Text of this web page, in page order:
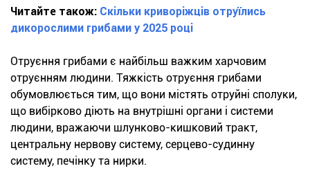
Читайте також: Скільки криворіжців отруїлись
дикорослими грибами у 2025 році
Отруєння грибами є найбільш важким харчовим
отруєнням людини. Тяжкість отруєння грибами
обумовлюється тим, що вони містять отруйні сполуки,
що вибірково діють на внутрішні органи і системи
людини, вражаючи шлунково-кишковий тракт,
центральну нервову систему, серцево-судинну
систему, печінку та нирки.